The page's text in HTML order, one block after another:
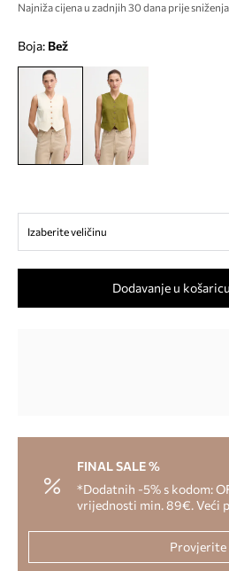
Najniža cijena u zadnjih 30 dana prije
Boja: bež
Izaberite veličinu
Dodavanje u košaricu
FINAL SALE %
*Dodatnih -5% s kodom:
vrijednosti min. 89€. Veći
Provjerite